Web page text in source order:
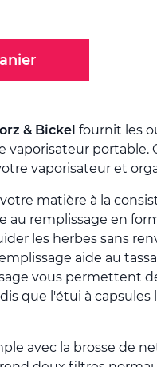
& Bickel fournit les
vaporisateur portable.
vaporisateur et
matière à la
au remplissage en
les herbes sans
aide au
vous permettent
que l'étui à
avec la brosse de